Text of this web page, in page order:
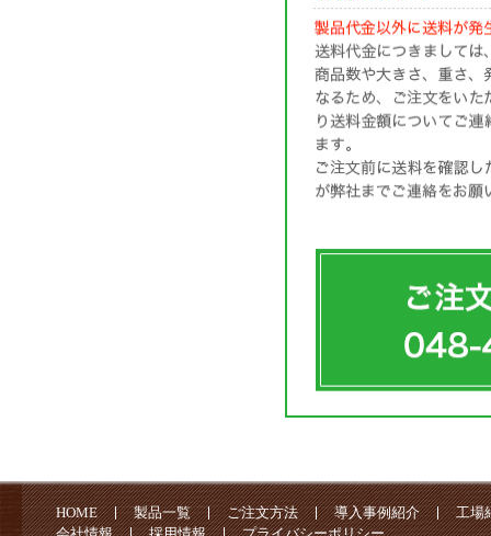
HOME 製品一覧 ご注文方法 導入事例紹介
工場
会社情報
採用情報 プライバシーポリシー